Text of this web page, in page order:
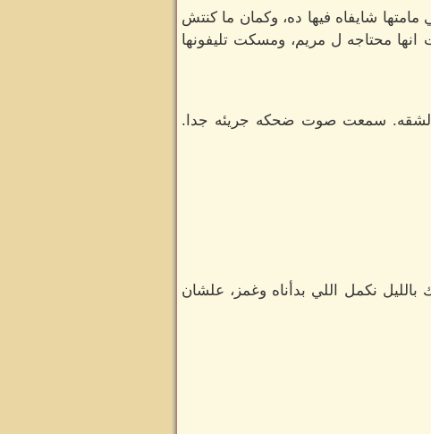
شايفاه فيها ده، وكمان ما كنتش
محتاجه ل مريم، ومسكت تليفونها
الشقه. سمعت صوت ضحكه جريئه جدا.
نكمل اللي بدأناه وغمز، علشان